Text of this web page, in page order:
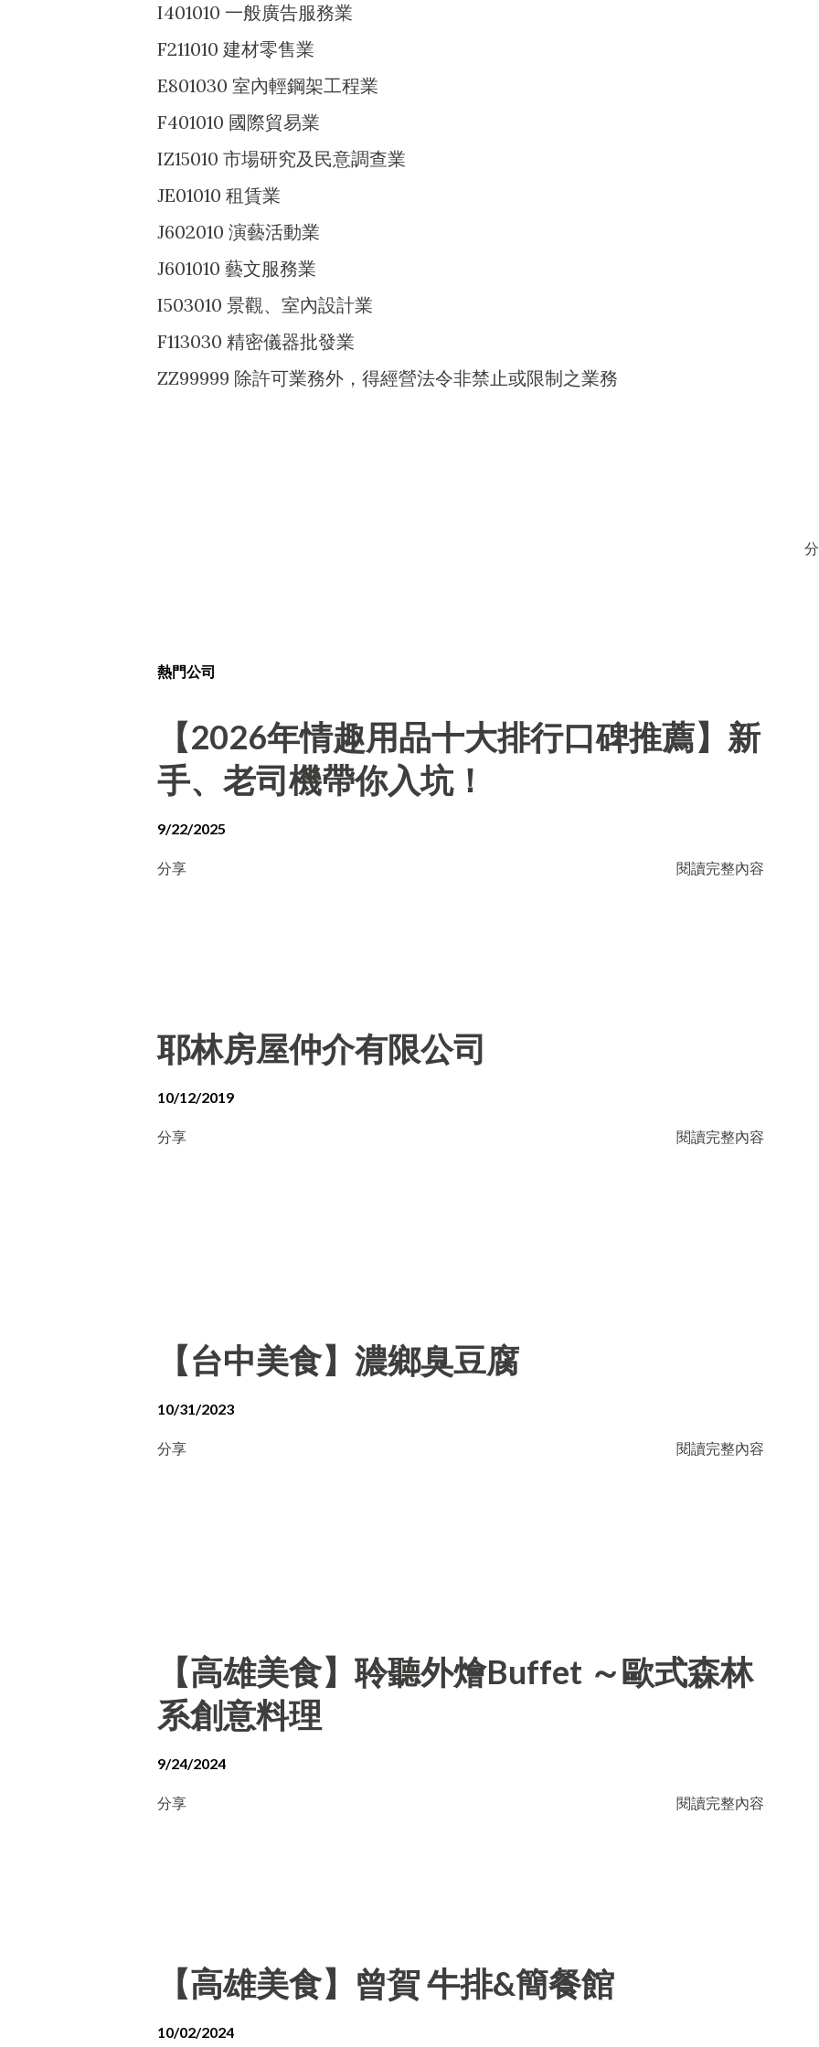
I401010 一般廣告服務業
F211010 建材零售業
E801030 室內輕鋼架工程業
F401010 國際貿易業
IZ15010 市場研究及民意調查業
JE01010 租賃業
J602010 演藝活動業
J601010 藝文服務業
I503010 景觀、室內設計業
F113030 精密儀器批發業
ZZ99999 除許可業務外，得經營法令非禁止或限制之業務
熱門公司
【2026年情趣用品十大排行口碑推薦】新
手、老司機帶你入坑！
9/22/2025
分享 閱讀完整內容
耶林房屋仲介有限公司
10/12/2019
分享 閱讀完整內容
【台中美食】濃鄉臭豆腐
10/31/2023
分享 閱讀完整內容
【高雄美食】聆聽外燴Buffet ～歐式森林
系創意料理
9/24/2024
分享 閱讀完整內容
【高雄美食】曾賀 牛排&簡餐館
10/02/2024